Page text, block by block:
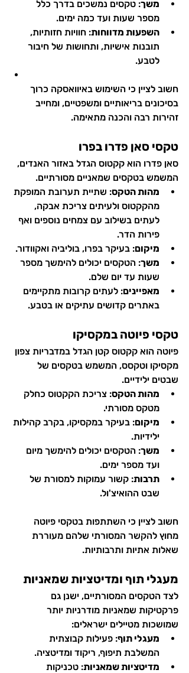
משך: טקסים נמשכים בדרך כלל
מספר שעות ועד כמה ימים.
השפעות מדווחות: חוויות חזותיות,
תובנות אישיות, ותחושות של חיבור
לטבע.
חשוב לציין כי השימוש באיוואסקה כרוך
בסיכונים בריאותיים ומשפטיים, ומחייב
זהירות רבה והכנה מתאימה.
טקסי סאן פדרו בפרו
סאן פדרו הוא קקטוס הגדל באזור האנדים,
המשמש בטקסים שמאניים מסורתיים.
מהות הטקס: שתיית תערובת המופקת
מהקקטוס ולעיתים צריכת אבקה,
לעתים בשילוב עם צמחים נוספים ואף
פירות הדר.
מיקום: בעיקר בפרו, בוליביה ואקוודור.
משך: הטקסים יכולים להימשך מספר
שעות עד יום שלם.
מאפיינים: לעתים קרובות מתקיימים
באתרים קדושים עתיקים או בטבע.
טקסי פיוטה במקסיקו
פיוטה הוא קקטוס קטן הגדל במדבריות צפון
מקסיקו וטקסס, המשמש בטקסים של
שבטים ילידיים.
מהות הטקס: צריכת הקקטוס כחלק
מטקס מסורתי.
מיקום: בעיקר במקסיקו, בקרב קהילות
ילידיות.
משך: הטקסים יכולים להימשך מיום
ועד מספר ימים.
תרבות: קשור עמוקות למסורת של
שבט ההואיצ'ול.
חשוב לציין כי השתתפות בטקסי פיוטה
מחוץ להקשר המסורתי שלהם מעוררת
שאלות אתיות ותרבותיות.
מעגלי תוף ומדיטציות שמאניות
לצד הטקסים המסורתיים, ישנן גם
פרקטיקות שמאניות מודרניות יותר
שמושכות מטיילים ישראלים:
מעגלי תוף: פעילות קבוצתית
המשלבת תיפוף, ריקוד ומדיטציה.
מדיטציות שמאניות: טכניקות